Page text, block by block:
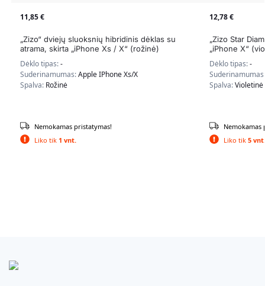
11,85€
„Zizo“ dviejų sluoksnių hibridinis dėklas su
atrama, skirta „iPhone Xs / X“ (rožinė)
Dėklo tipas:-
Suderinamumas:Apple IPhone Xs/X
Spalva: Rožinė
Liko tik 1 vnt.
Nemokamas pristatymas!
12,78€
„Zizo Star
„iPhone X“
Dėklo tipas:-
Spalva:Violetinė
Liko tik 5 vnt.
Nemokamas